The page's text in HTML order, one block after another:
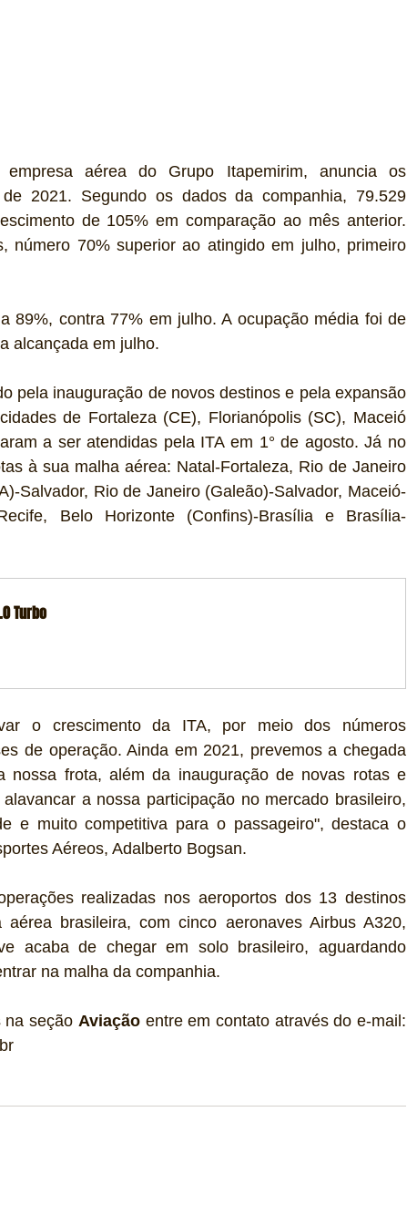
empresa aérea do Grupo Itapemirim, anuncia os
2021. Segundo os dados da companhia, 79.529
de 105% em comparação ao mês anterior.
número 70% superior ao atingido em julho, primeiro
89%, contra 77% em julho. A ocupação média foi de
alcançada em julho.
pela inauguração de novos destinos e pela expansão
de Fortaleza (CE), Florianópolis (SC), Maceió
a ser atendidas pela ITA em 1° de agosto. Já no
à sua malha aérea: Natal-Fortaleza, Rio de Janeiro
Salvador, Rio de Janeiro (Galeão)-Salvador, Maceió-
Belo Horizonte (Confins)-Brasília e Brasília-
Turbo
o crescimento da ITA, por meio dos números
de operação. Ainda em 2021, prevemos a chegada
nossa frota, além da inauguração de novas rotas e
a nossa participação no mercado brasileiro,
e muito competitiva para o passageiro", destaca o
Aéreos, Adalberto Bogsan.
realizadas nos aeroportos dos 13 destinos
brasileira, com cinco aeronaves Airbus A320,
acaba de chegar em solo brasileiro, aguardando
na malha da companhia.
na seção Aviação entre em contato através do e-mail: